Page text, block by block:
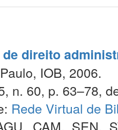
direito
IOB, 2006.
n. 60, p. 63–78,
Rede Virtual de
, CAM, SEN,